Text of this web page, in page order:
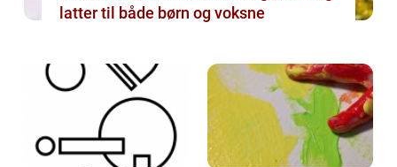
latter til både børn og voksne